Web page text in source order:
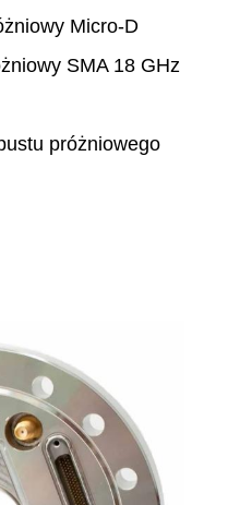
Micro-D
SMA 18 GHz
próżniowego